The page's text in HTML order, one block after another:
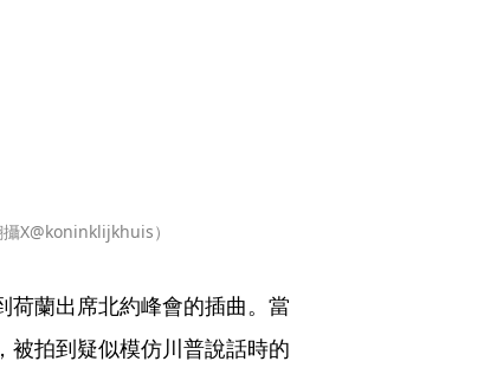
X@koninklijkhuis）
荷蘭出席北約峰會的插曲。當
被拍到疑似模仿川普說話時的